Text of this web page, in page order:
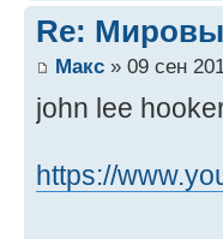
Re:
Макс » 09 сен
john lee
https://